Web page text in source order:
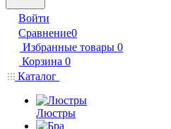
Войти
Сравнение0
Избранные товары 0
Корзина 0
Каталог
Люстры